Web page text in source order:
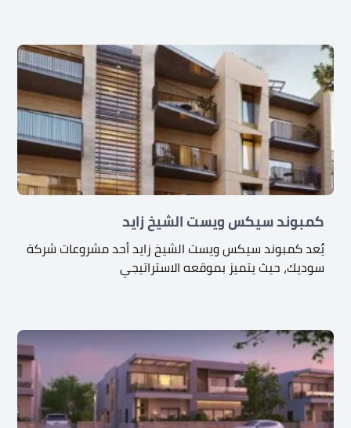
كمبوند سيكس ويست الشيخ زايد
يٌعد كمبوند سيكس ويست الشيخ زايد أحد مشروعات شركة
سوديك، حيث يتميز بموقعه الاستراتيجي